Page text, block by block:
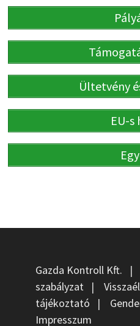
Ültetvény
EU-s
Gazda Kontroll Kft. |
szabályzat|
tájékoztató |
Impresszum